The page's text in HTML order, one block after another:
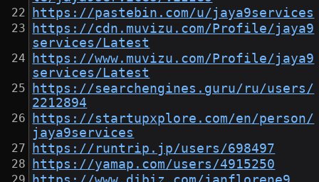
https://pastebin.com/u/jaya9services
https://cdn.muvizu.com/Profile/jaya9
services/Latest
https://www.muvizu.com/Profile/jaya9
services/Latest
https://searchengines.guru/ru/users/
2212894
https://startupxplore.com/en/person/
jaya9services
https://runtrip.jp/users/698497
https://yamap.com/users/4915250